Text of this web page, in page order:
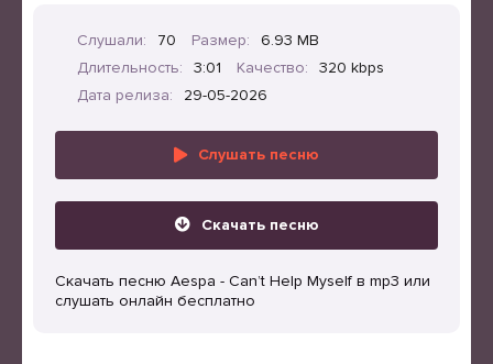
Слушали: 70 Размер:
6.93 MB
Длительность:
3:01 Качество:
320 kbps
Дата релиза:
29-05-2026
Слушать песню
Скачать песню
Скачать песню Aespa - Can’t Help Myself в mp3 или
слушать онлайн бесплатно